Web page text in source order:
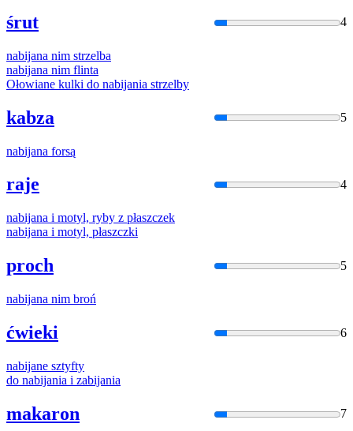
śrut 4
nabijana nim strzelba
nabijana nim flinta
Ołowiane kulki do nabijania strzelby
kabza 5
nabijana forsą
raje 4
nabijana i motyl, ryby z płaszczek
nabijana i motyl, płaszczki
proch 5
nabijana nim broń
ćwieki 6
nabijane sztyfty
do nabijania i zabijania
makaron 7